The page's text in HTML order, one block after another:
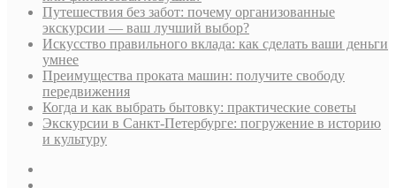
Путешествия без забот: почему организованные
экскурсии — ваш лучший выбор?
Искусство правильного вклада: как сделать ваши деньги
умнее
Преимущества проката машин: получите свободу
передвижения
Когда и как выбрать бытовку: практические советы
Экскурсии в Санкт-Петербурге: погружение в историю
и культуру